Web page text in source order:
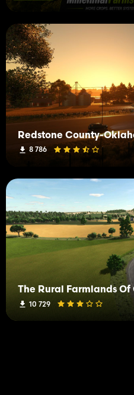
Redstone County-
8 786
The Rural Farmlands Of
10 729